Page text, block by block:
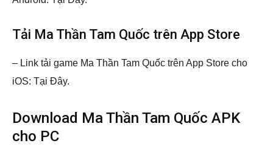
Tải Ma Thần Tam Quốc trên App Store
– Link tải game Ma Thần Tam Quốc trên App Store cho
iOS: Tại Đây.
Download Ma Thần Tam Quốc APK
cho PC